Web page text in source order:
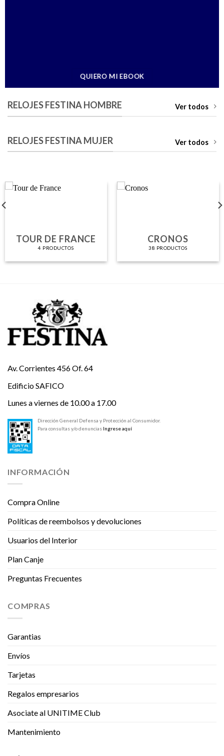
QUIERO MI EBOOK
RELOJES FESTINA HOMBRE Ver todos
RELOJES FESTINA MUJER Ver todos
TOUR DE FRANCE
4 PRODUCTOS
CRONOS
38 PRODUCTOS
Av. Corrientes 456 Of. 64
Edificio SAFICO
Lunes a viernes de 10.00 a 17.00
Dirección General Defensa y Protección al Consumidor.
Para consultas y/o denuncias Ingrese aquí
INFORMACIÓN
Compra Online
Políticas de reembolsos y devoluciones
Usuarios del Interior
Plan Canje
Preguntas Frecuentes
COMPRAS
Garantias
Envíos
Tarjetas
Regalos empresarios
Asociate al UNITIME Club
Mantenimiento